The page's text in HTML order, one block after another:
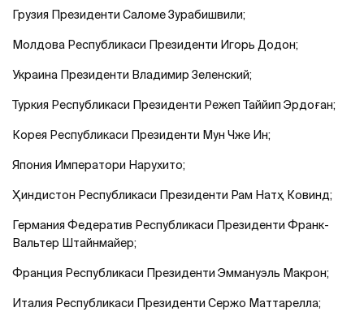
Грузия Президенти Саломе Зурабишвили;
Молдова Республикаси Президенти Игорь Додон;
Украина Президенти Владимир Зеленский;
Туркия Республикаси Президенти Режеп Таййип Эрдоған;
Корея Республикаси Президенти Мун Чже Ин;
Япония Императори Нарухито;
Ҳиндистон Республикаси Президенти Рам Натҳ Ковинд;
Германия Федератив Республикаси Президенти Франк-
Вальтер Штайнмайер;
Франция Республикаси Президенти Эммануэль Макрон;
Италия Республикаси Президенти Сержо Маттарелла;